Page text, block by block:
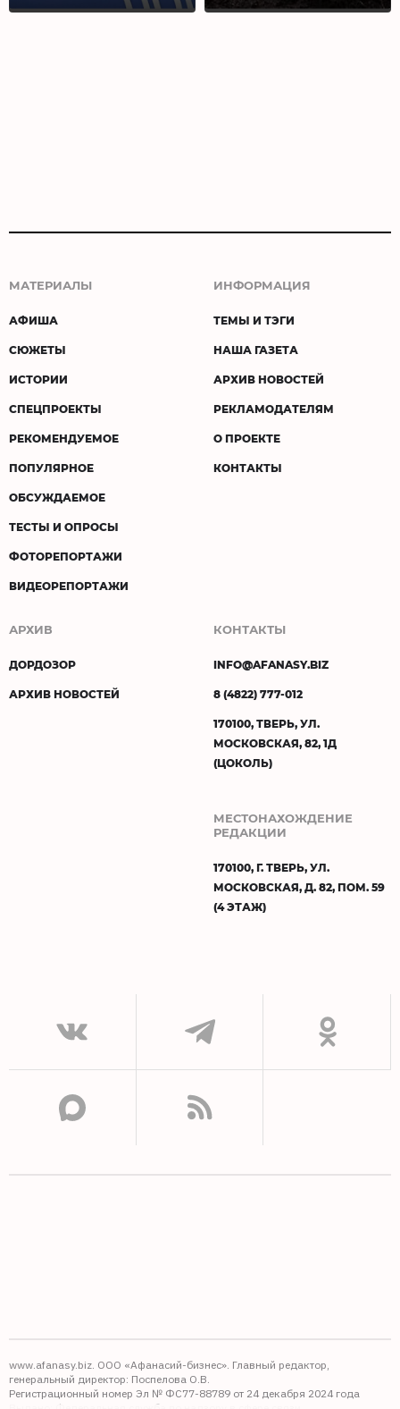
МАТЕРИАЛЫ
АФИША
СЮЖЕТЫ
ИСТОРИИ
СПЕЦПРОЕКТЫ
РЕКОМЕНДУЕМОЕ
ПОПУЛЯРНОЕ
ОБСУЖДАЕМОЕ
ТЕСТЫ И ОПРОСЫ
ФОТОРЕПОРТАЖИ
ВИДЕОРЕПОРТАЖИ
ИНФОРМАЦИЯ
ТЕМЫ И ТЭГИ
НАША ГАЗЕТА
АРХИВ НОВОСТЕЙ
РЕКЛАМОДАТЕЛЯМ
О ПРОЕКТЕ
КОНТАКТЫ
АРХИВ
ДОРДОЗОР
АРХИВ НОВОСТЕЙ
КОНТАКТЫ
INFO@AFANASY.BIZ
8 (4822) 777-012
170100, ТВЕРЬ, УЛ.
МОСКОВСКАЯ, 82, 1Д
(ЦОКОЛЬ)
МЕСТОНАХОЖДЕНИЕ
РЕДАКЦИИ
170100, Г. ТВЕРЬ, УЛ.
МОСКОВСКАЯ, Д. 82, ПОМ. 59
(4 ЭТАЖ)
www.afanasy.biz. ООО «Афанасий-бизнес». Главный редактор,
генеральный директор: Поспелова О.В.
Регистрационный номер Эл № ФС77-88789 от 24 декабря 2024 года